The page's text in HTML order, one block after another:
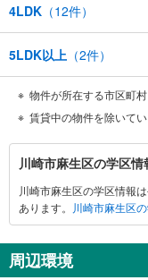
4LDK （12件）
5LDK以上 （2件）
物件が所在する市区町
賃貸中の物件を除いてい
川
崎
市
麻
区
に
川崎市麻生区の学区情
川崎市麻生区の学区情報
あります。
川崎市麻生区
周辺環境